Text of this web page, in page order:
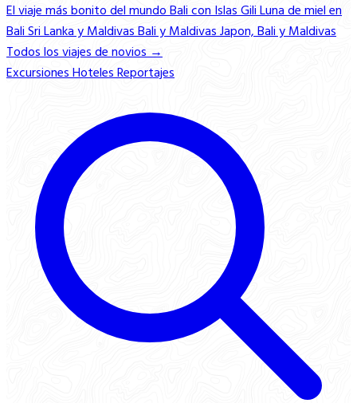
El viaje más bonito del mundoBali con Islas GiliLuna de miel en
BaliSri Lanka y MaldivasBali y MaldivasJapon, Bali y Maldivas
Todos los viajes de novios →
ExcursionesHotelesReportajes